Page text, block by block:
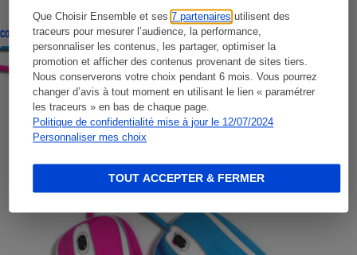
Que Choisir Ensemble et ses7 partenaires utilisent des
traceurs pour mesurer l’audience, la performance,
personnaliser les contenus, les partager, optimiser la
promotion et afficher des contenus provenant de sites tiers.
Nous conserverons votre choix pendant 6 mois. Vous pourrez
changer d’avis à tout moment en utilisant le lien « paramétrer
les traceurs » en bas de chaque page.
Politique de confidentialité mise à jour le 12/07/2024
Personnaliser mes choix
TOUT ACCEPTER & FERMER
CONSEILS